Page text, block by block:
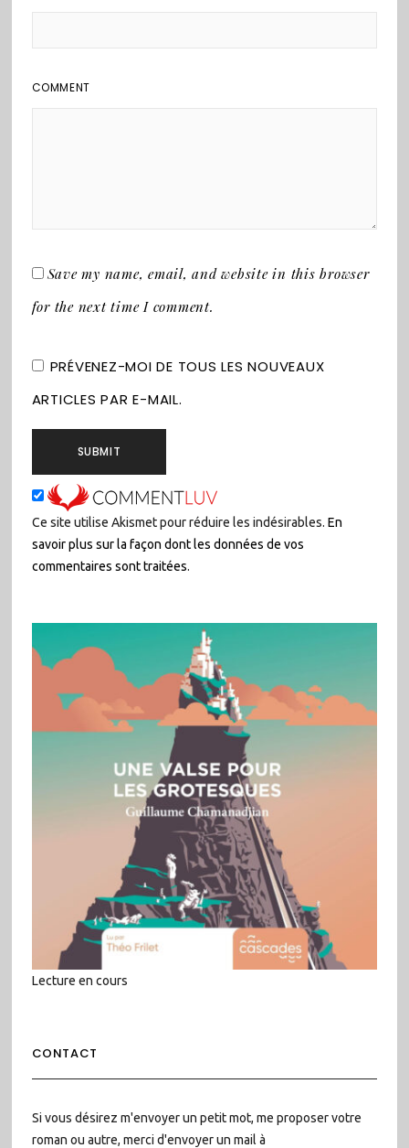
COMMENT
Save my name, email, and website in this browser
for the next time I comment.
PRÉVENEZ-MOI DE TOUS LES NOUVEAUX
ARTICLES PAR E-MAIL.
Ce site utilise Akismet pour réduire les indésirables. En
savoir plus sur la façon dont les données de vos
commentaires sont traitées.
Lecture en cours
CONTACT
Si vous désirez m'envoyer un petit mot, me proposer votre
roman ou autre, merci d'envoyer un mail à